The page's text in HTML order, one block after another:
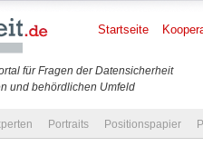
für Fragen der Datensicherheit
und behördlichen Umfeld
Startseite
Portraits Positionspapier